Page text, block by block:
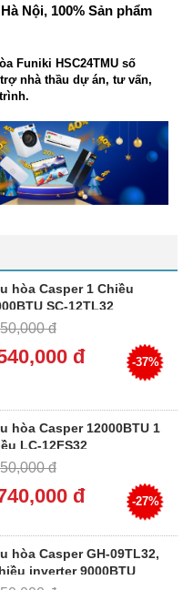
Nội, 100% Sản phẩm
Funiki HSC24TMU số
nhà thầu dự án, tư vấn,
hòa Casper 1 Chiều
SC-12TL32
đ
đ -37%
hòa Casper 12000BTU 1
LC-12FS32
đ
đ -27%
hòa Casper GH-09TL32,
inverter 9000BTU